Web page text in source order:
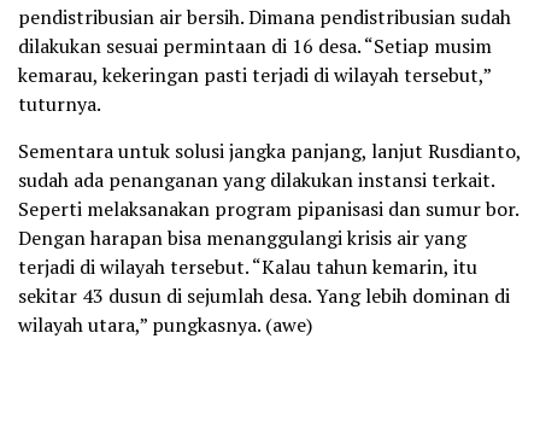
pendistribusian air bersih. Dimana pendistribusian sudah
dilakukan sesuai permintaan di 16 desa. “Setiap musim
kemarau, kekeringan pasti terjadi di wilayah tersebut,”
tuturnya.
Sementara untuk solusi jangka panjang, lanjut Rusdianto,
sudah ada penanganan yang dilakukan instansi terkait.
Seperti melaksanakan program pipanisasi dan sumur bor.
Dengan harapan bisa menanggulangi krisis air yang
terjadi di wilayah tersebut. “Kalau tahun kemarin, itu
sekitar 43 dusun di sejumlah desa. Yang lebih dominan di
wilayah utara,” pungkasnya. (awe)